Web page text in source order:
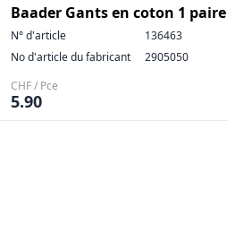
Baader Gants en coton 1 paire
N° d'article
136463
No d'article du fabricant
2905050
CHF / Pce
5.90